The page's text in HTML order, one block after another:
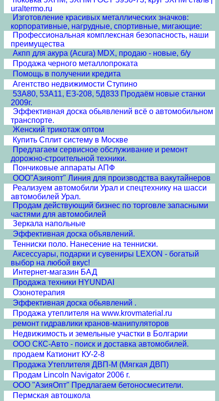
uraltermo.ru
Изготовление красивых металлических значков:
корпоративные, нагрудные, спортивные, мигающие:
Профессиональная комплексная безопасность, наши
преимущества
Акпп для акура (Acura) MDX, продаю - новые, б/у
Продажа черного металлопроката
Помощь в получении кредита
Агентство недвижимости Ступино
53А80, 53А11, ЕЗ-208, 5Д833 Продаём новые станки
2009г.
Эффективная доска обьявлений всё о автомобильном
транспорте.
Женский трикотаж оптом
Купить Сплит систему в Москве
Предлагаем сервисное обслуживание и ремонт
дорожно-строительной техники.
Пончиковые аппараты АПФ
ООО"Азияопт" Линия для производства вакутайнеров
Реализуем автомобили Урал и спецтехнику на шасси
автомобилей Урал.
Продам действующий бизнес по торговле запасными
частями для автомобилей
Зеркала напольные
Эффективная доска объявлений.
Тенниски поло. Нанесение на тенниски.
Аксессуары, подарки и сувениры LEXON - богатый
выбор на любой вкус!
Интернет-магазин БАД
Продажа техники HYUNDAI
Озонотерапия
Эффективная доска обьявлений .
Продажа утеплителя на www.krovmaterial.ru
ремонт гидравлики кранов-манипуляторов
Недвижимость и земельные участки в Болгарии
ООО СКС-Авто - поиск и доставка автомобилей.
продаем Катионит КУ-2-8
Продажа Утеплителя ДВП-М (Мягкая ДВП)
Продам Lincoln Navigator 2006 г.
ООО "АзияОпт" Предлагаем бетоносмесители.
Пермская автошкола